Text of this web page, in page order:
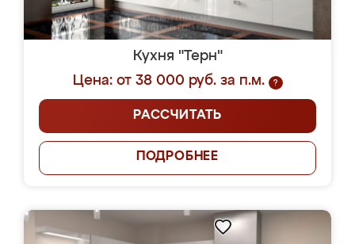
Кухня "Терн"
Цена: от 38 000 руб. за п.м.
?
РАССЧИТАТЬ
ПОДРОБНЕЕ